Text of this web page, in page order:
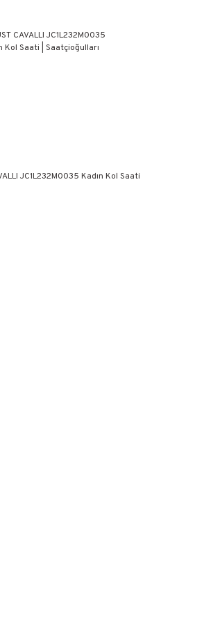
SİTESİNE ÖZEL FİYATLAR
FIRSATLAR